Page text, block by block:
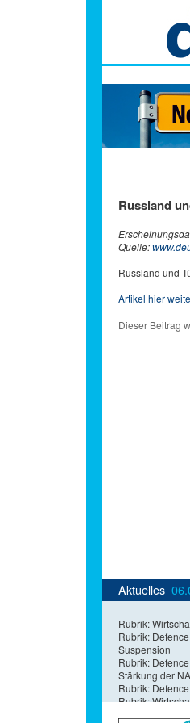
Russland
Quelle:
Russland und
Artikel hier
Dieser Beitrag
Aktuelles
Rubrik:
Rubrik: Defence
Suspension
Rubrik: Defence
Stärkung der
Rubrik: Defence
Rubrik: